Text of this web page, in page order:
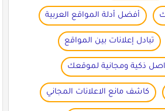
أفضل أدلة المواقع العربية
تبادل إعلانات بين المواقع
ذكية ومجانية لموقعك
كاشف مانع الاعلانات المجاني